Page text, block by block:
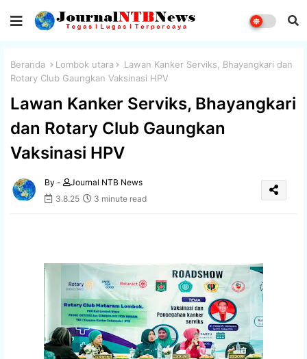
Beranda Lombok utara
Lawan Kanker Serviks, Bhayangkari dan
Rotary Club Gaungkan Vaksinasi HPV
Lawan Kanker Serviks, Bhayangkari
dan Rotary Club Gaungkan
Vaksinasi HPV
By -
Journal NTB News
3.8.25
3 minute read